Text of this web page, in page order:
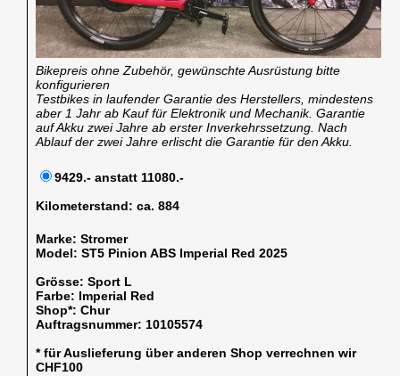
Bikepreis ohne Zubehör, gewünschte Ausrüstung bitte
konfigurieren
Testbikes in laufender Garantie des Herstellers, mindestens
aber 1 Jahr ab Kauf für Elektronik und Mechanik. Garantie
auf Akku zwei Jahre ab erster Inverkehrssetzung. Nach
Ablauf der zwei Jahre erlischt die Garantie für den Akku.
9429.- anstatt 11080.-
Kilometerstand: ca. 884
Marke:Stromer
Model:ST5 Pinion ABS Imperial Red 2025
Grösse:Sport L
Farbe: Imperial Red
Shop*:Chur
Auftragsnummer:10105574
* für Auslieferung über anderen Shop verrechnen wir
CHF100